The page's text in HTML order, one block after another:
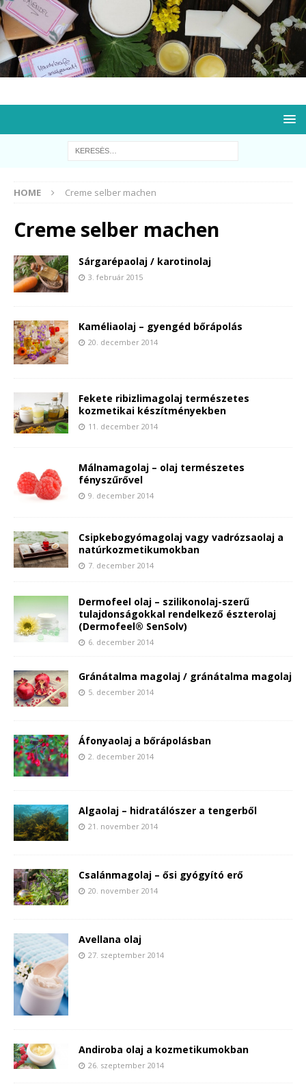
HOME Creme selber machen
Creme selber machen
Sárgarépaolaj / karotinolaj
3. február 2015
Kaméliaolaj – gyengéd bőrápolás
20. december 2014
Fekete ribizlimagolaj természetes
kozmetikai készítményekben
11. december 2014
Málnamagolaj – olaj természetes
fényszűrővel
9. december 2014
Csipkebogyómagolaj vagy vadrózsaolaj a
natúrkozmetikumokban
7. december 2014
Dermofeel olaj – szilikonolaj-szerű
tulajdonságokkal rendelkező észterolaj
(Dermofeel® SenSolv)
6. december 2014
Gránátalma magolaj / gránátalma magolaj
5. december 2014
Áfonyaolaj a bőrápolásban
2. december 2014
Algaolaj – hidratálószer a tengerből
21. november 2014
Csalánmagolaj – ősi gyógyító erő
20. november 2014
Avellana olaj
27. szeptember 2014
Andiroba olaj a kozmetikumokban
26. szeptember 2014